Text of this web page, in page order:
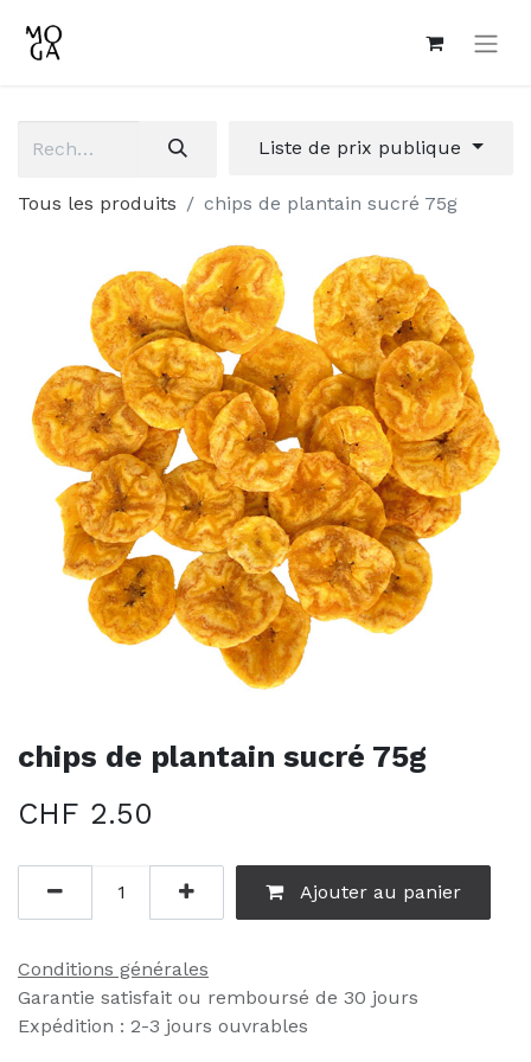
Liste de prix publique
Tous les produits chips de plantain sucré 75g
chips de plantain sucré 75g
CHF 2.50
Ajouter au panier
Conditions générales
Garantie satisfait ou remboursé de 30 jours
Expédition : 2-3 jours ouvrables